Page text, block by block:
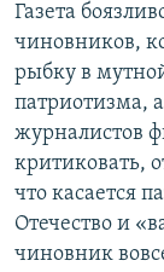
Газета
чиновников,
рыбку в
патриотизма,
журналистов
критиковать,
что касается
Отечество и
чиновник